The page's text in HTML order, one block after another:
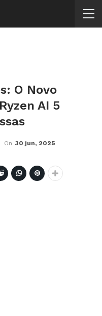
O Novo
AI 5
On 30 jun, 2025